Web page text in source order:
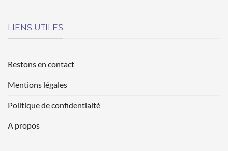
LIENS UTILES
Restons en contact
Mentions légales
Politique de confidentialté
A propos